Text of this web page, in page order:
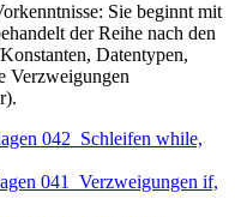
Sie beginnt mit
der Reihe nach den
Datentypen,
Verzweigungen
042_Schleifen while,
041_Verzweigungen if,